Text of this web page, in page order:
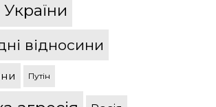
відносини
Путін